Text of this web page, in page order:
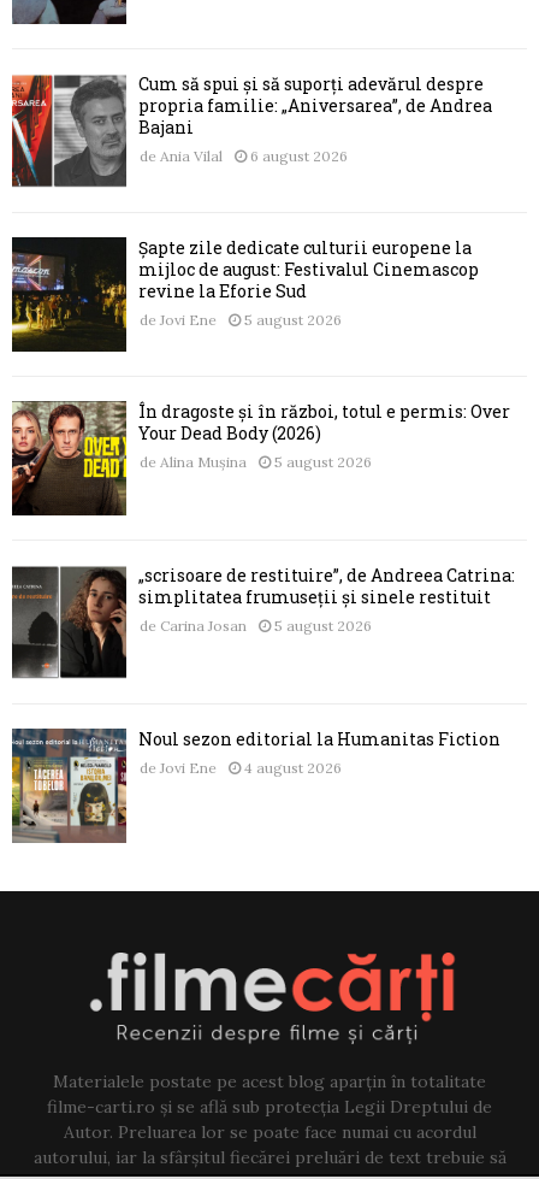
Cum să spui și să suporți adevărul despre
propria familie: „Aniversarea”, de Andrea
Bajani
de Ania Vilal 6 august 2026
Șapte zile dedicate culturii europene la
mijloc de august: Festivalul Cinemascop
revine la Eforie Sud
de Jovi Ene 5 august 2026
În dragoste și în război, totul e permis: Over
Your Dead Body (2026)
de Alina Mușina 5 august 2026
„scrisoare de restituire”, de Andreea Catrina:
simplitatea frumuseții și sinele restituit
de Carina Josan 5 august 2026
Noul sezon editorial la Humanitas Fiction
de Jovi Ene 4 august 2026
Materialele postate pe acest blog aparțin în totalitate
filme-carti.ro și se află sub protecția Legii Dreptului de
Autor. Preluarea lor se poate face numai cu acordul
autorului, iar la sfârșitul fiecărei preluări de text trebuie să